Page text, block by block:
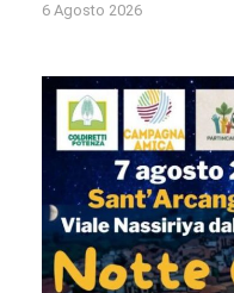
6 Agosto 2026